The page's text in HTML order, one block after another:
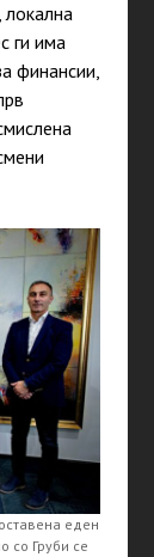
локална
ги има
финансии,
еден
со Груби се